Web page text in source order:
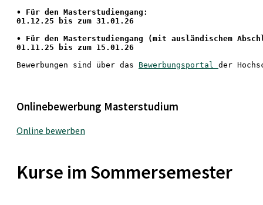
• Für den Masterstudiengang:
01.12.25 bis zum 31.01.26
• Für den Masterstudiengang (mit ausländischem
01.11.25 bis zum 15.01.26
Bewerbungen sind über das Bewerbungsportal der
Onlinebewerbung Masterstudium
Online bewerben
Kurse im Sommersemester